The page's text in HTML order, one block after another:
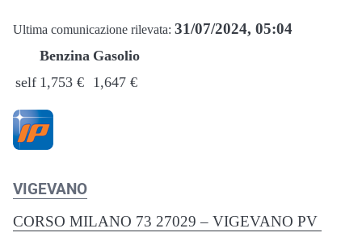
Ultima comunicazione rilevata: 31/07/2024, 05:04
Benzina Gasolio
self 1,753 € 1,647 €
VIGEVANO
CORSO MILANO 73 27029 – VIGEVANO PV